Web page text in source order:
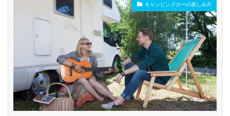
キャンピングカーの楽しみ方